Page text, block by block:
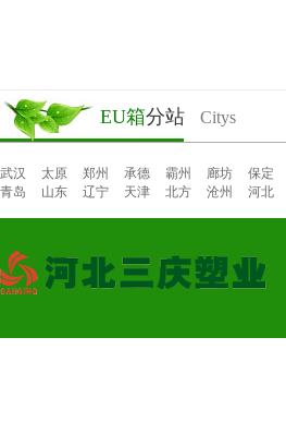
EU箱分站 Citys
武汉 太原 郑州 承德 霸州 廊坊 保定
青岛
山东 辽宁 天津 北方 沧州 河北